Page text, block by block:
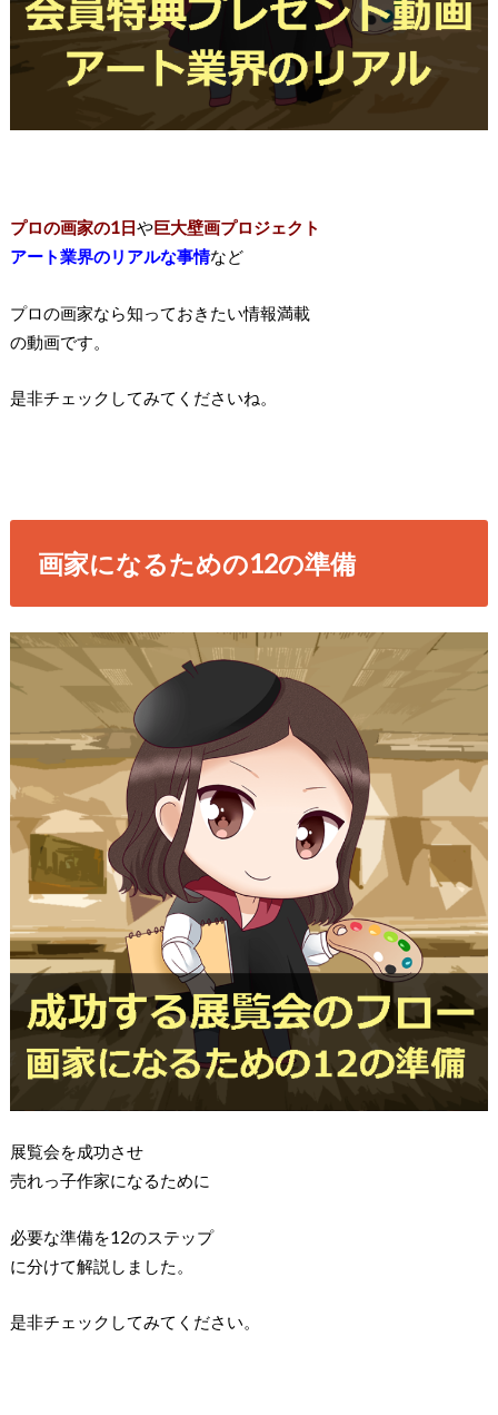
プロの画家の1日や巨大壁画プロジェクト
アート業界のリアルな事情など
プロの画家なら知っておきたい情報満載
の動画です。
是非チェックしてみてくださいね。
画家になるための12の準備
展覧会を成功させ
売れっ子作家になるために
必要な準備を12のステップ
に分けて解説しました。
是非チェックしてみてください。